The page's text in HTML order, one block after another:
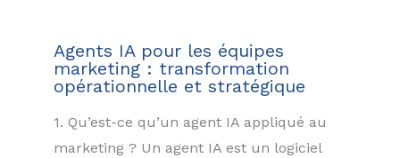
Agents IA pour les équipes
marketing : transformation
opérationnelle et stratégique
1. Qu’est-ce qu’un agent IA appliqué au
marketing ? Un agent IA est un logiciel